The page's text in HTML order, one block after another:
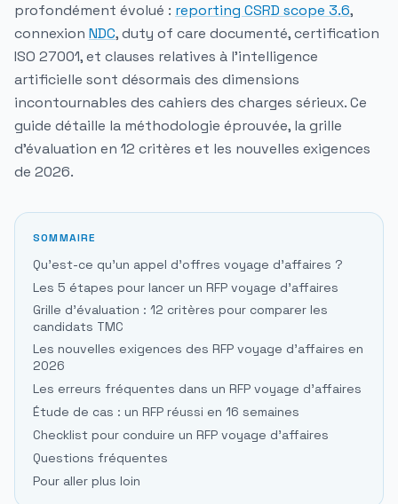
profondément évolué : reporting CSRD scope 3.6,
connexion NDC, duty of care documenté, certification
ISO 27001, et clauses relatives à l'intelligence
artificielle sont désormais des dimensions
incontournables des cahiers des charges sérieux. Ce
guide détaille la méthodologie éprouvée, la grille
d'évaluation en 12 critères et les nouvelles exigences
de 2026.
SOMMAIRE
Qu'est-ce qu'un appel d'offres voyage d'affaires ?
Les 5 étapes pour lancer un RFP voyage d'affaires
Grille d'évaluation : 12 critères pour comparer les
candidats TMC
Les nouvelles exigences des RFP voyage d'affaires en
2026
Les erreurs fréquentes dans un RFP voyage d'affaires
Étude de cas : un RFP réussi en 16 semaines
Checklist pour conduire un RFP voyage d'affaires
Questions fréquentes
Pour aller plus loin